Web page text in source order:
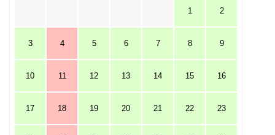
1 2
3 4 5 6 7 8 9
10 11 12 13 14 15 16
17 18 19 20 21 22 23